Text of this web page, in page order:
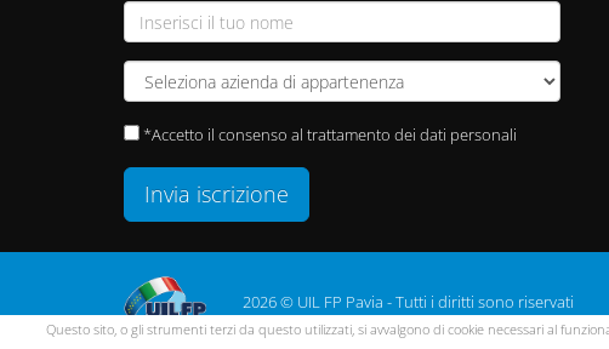
Questo sito, o gli strumenti terzi da questo utilizzati, si avvalgono di cookie necessari al
*Accetto il consenso al trattamento dei dati personali
Invia iscrizione
2026 © UIL FP Pavia - Tutti i diritti sono riservati